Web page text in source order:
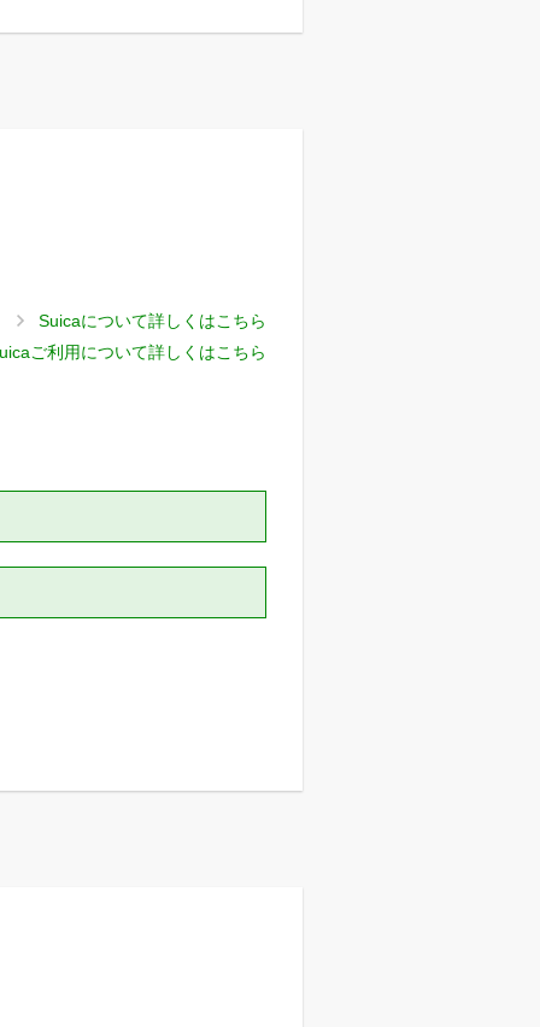
Suicaについて詳しくはこちら
ご利用について詳しくはこちら